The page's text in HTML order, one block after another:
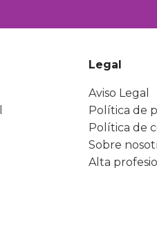
Legal
Aviso Legal
Política de
Política de
Sobre
Alta